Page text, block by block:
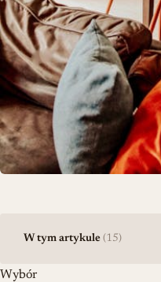
W tym artykule (15)
Wybór